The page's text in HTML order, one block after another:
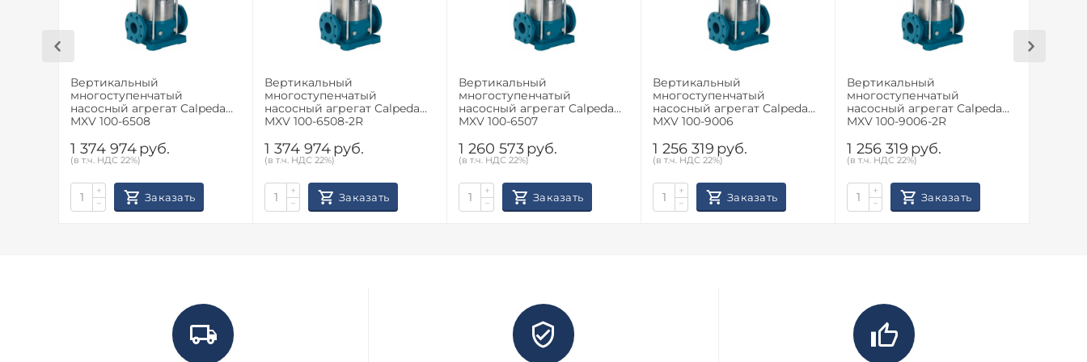
Вертикальный
многоступенчатый
насосный агрегат Calpeda
MXV 100-6508
1 374 974руб.
(в т.ч. НДС 22%)
+
−
Заказать
Вертикальный
многоступенчатый
насосный агрегат Calpeda
MXV 100-6508-2R
1 374 974руб.
(в т.ч. НДС 22%)
+
−
Заказать
Вертикальный
многоступенчатый
насосный агрегат Calpeda
MXV 100-6507
1 260 573руб.
(в т.ч. НДС 22%)
+
−
Заказать
Вертикальный
многоступенчатый
насосный агрегат Calpeda
MXV 100-9006
1 256 319 руб.
(в т.ч. НДС 22%)
+
−
Заказать
Вертикальный
многоступенчатый
насосный агрегат Calpeda
MXV 100-9006-2R
1 256 319 руб.
(в т.ч. НДС 22%)
+
−
Заказать